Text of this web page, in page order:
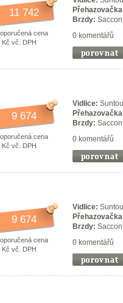
11 742
cena
Kč vč. DPH
Brzdy:
0 komentářů
9 674
cena
Kč vč. DPH
Vidlice:
Brzdy:
0 komentářů
9 674
cena
Kč vč. DPH
Vidlice:
Brzdy:
0 komentářů